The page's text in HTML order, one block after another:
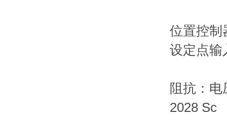
位置控制
设定点输
阻抗：
2028 Sc